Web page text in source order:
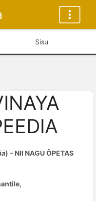
Sisu
) – NII NAGU ÕPETAS